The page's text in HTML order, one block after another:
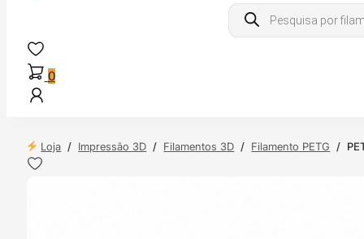
Products
search
0
Loja / Impressão 3D / Filamentos 3D / Filamento PETG /